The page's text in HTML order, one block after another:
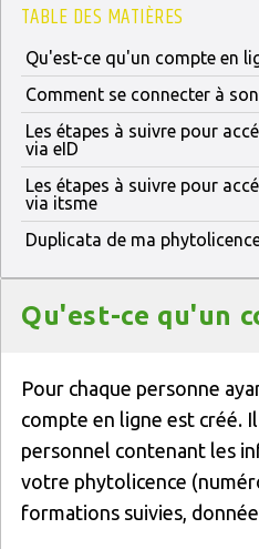
TABLE DES MATIÈRES
Qu'est-ce qu'un compte en
Comment se connecter à
Les étapes à suivre pour
via eID
Les étapes à suivre pour
via itsme
Duplicata de ma
Qu'est-ce qu'un
Pour chaque personne
compte en ligne est créé.
personnel contenant les
votre phytolicence
formations suivies,